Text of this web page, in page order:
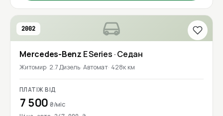
2002
Mercedes-Benz E Series · Седан
Житомир 2.7 Дизель Автомат 428к км
ПЛАТІЖ ВІД
7 500₴/міс